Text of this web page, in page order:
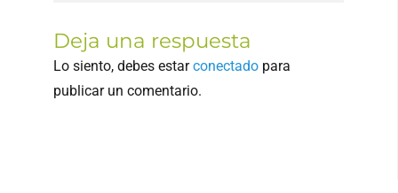
Deja una respuesta
Lo siento, debes estarconectadopara
publicar un comentario.